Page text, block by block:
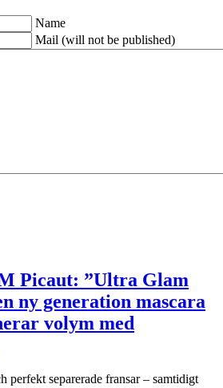
Name
Mail (will not be published)
Picaut: ”Ultra Glam
ny generation mascara
volym med
perfekt separerade fransar – samtidigt